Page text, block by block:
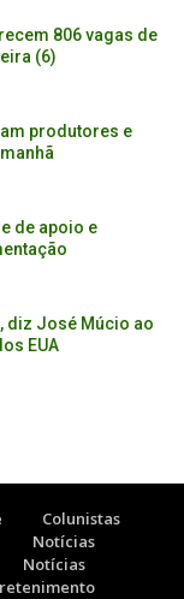
806 vagas de
(6)
produtores e
de apoio e
diz José Múcio ao
EUA
Colunistas
Notícias
Notícias